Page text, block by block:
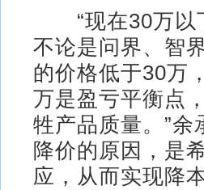
“现在30万以
不论是问界、智
的价格低于30万
万是盈亏平衡点
牲产品质量。”
降价的原因，是
应，从而实现降